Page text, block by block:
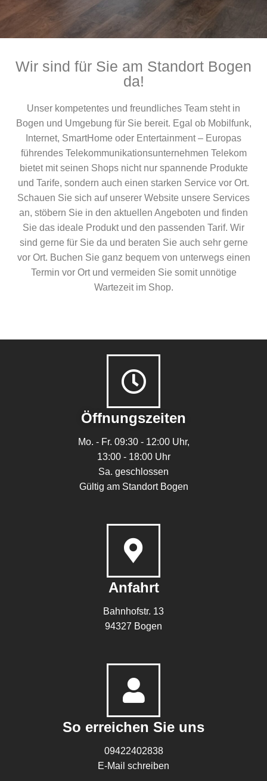
Wir sind für Sie am Standort Bogen
da!
Unser kompetentes und freundliches Team steht in
Bogen und Umgebung für Sie bereit. Egal ob Mobilfunk,
Internet, SmartHome oder Entertainment – Europas
führendes Telekommunikationsunternehmen Telekom
bietet mit seinen Shops nicht nur spannende Produkte
und Tarife, sondern auch einen starken Service vor Ort.
Schauen Sie sich auf unserer Website unsere Services
an, stöbern Sie in den aktuellen Angeboten und finden
Sie das ideale Produkt und den passenden Tarif. Wir
sind gerne für Sie da und beraten Sie auch sehr gerne
vor Ort. Buchen Sie ganz bequem von unterwegs einen
Termin vor Ort und vermeiden Sie somit unnötige
Wartezeit im Shop.
Öffnungszeiten
Mo. - Fr. 09:30 - 12:00 Uhr,
13:00 - 18:00 Uhr
Sa. geschlossen
Gültig am Standort Bogen
Anfahrt
Bahnhofstr. 13
94327 Bogen
So erreichen Sie uns
09422402838
E-Mail schreiben